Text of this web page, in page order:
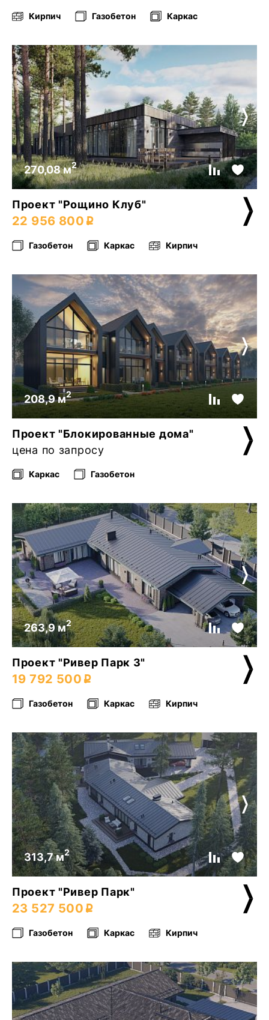
Кирпич Газобетон Каркас
270,08 м2
Проект "Рощино Клуб"
22 956 800
Газобетон Каркас Кирпич
208,9 м2
Проект "Блокированные дома"
цена по запросу
Каркас Газобетон
263,9 м2
Проект "Ривер Парк 3"
19 792 500
Газобетон Каркас Кирпич
313,7 м2
Проект "Ривер Парк"
23 527 500
Газобетон Каркас Кирпич